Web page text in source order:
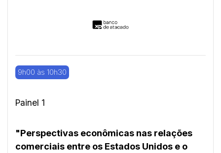
9h00 às 10h30
Painel 1
"Perspectivas econômicas nas relações
comerciais entre os Estados Unidos e o